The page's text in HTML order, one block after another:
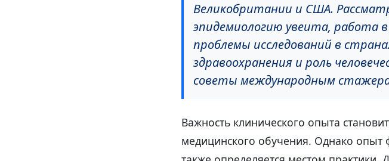
Великобритании и США.
эпидемиологию увеита, работа в
проблемы исследований в
здравоохранения и роль
советы международным
Важность клинического опыта
медицинского обучения. Однако